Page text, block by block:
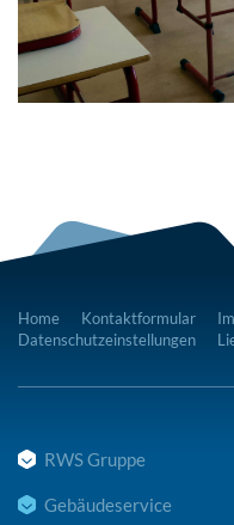
Home Kontaktformular
Datenschutzeinstellungen
RWS Gruppe
Gebäudeservice